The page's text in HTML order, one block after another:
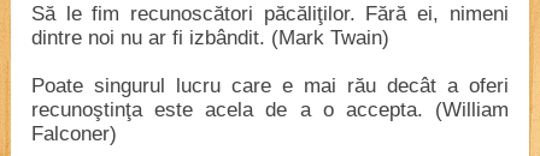
Să le fim recunoscători păcăliţilor. Fără ei, nimeni
dintre noi nu ar fi izbândit. (Mark Twain)
Poate singurul lucru care e mai rău decât a oferi
recunoştinţa este acela de a o accepta. (William
Falconer)